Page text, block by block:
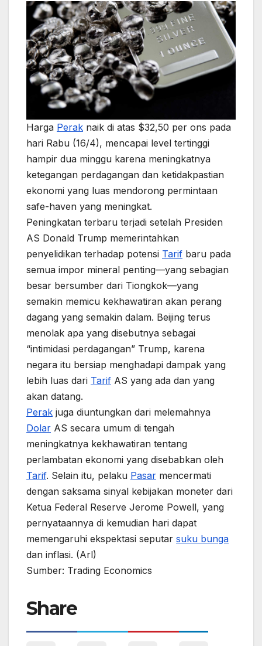
Harga Perak naik di atas $32,50 per ons pada
hari Rabu (16/4), mencapai level tertinggi
hampir dua minggu karena meningkatnya
ketegangan perdagangan dan ketidakpastian
ekonomi yang luas mendorong permintaan
safe-haven yang meningkat.
Peningkatan terbaru terjadi setelah Presiden
AS Donald Trump memerintahkan
penyelidikan terhadap potensi Tarif baru pada
semua impor mineral penting—yang sebagian
besar bersumber dari Tiongkok—yang
semakin memicu kekhawatiran akan perang
dagang yang semakin dalam. Beijing terus
menolak apa yang disebutnya sebagai
“intimidasi perdagangan” Trump, karena
negara itu bersiap menghadapi dampak yang
lebih luas dari Tarif AS yang ada dan yang
akan datang.
Perak juga diuntungkan dari melemahnya
Dolar AS secara umum di tengah
meningkatnya kekhawatiran tentang
perlambatan ekonomi yang disebabkan oleh
Tarif. Selain itu, pelaku Pasar mencermati
dengan saksama sinyal kebijakan moneter dari
Ketua Federal Reserve Jerome Powell, yang
pernyataannya di kemudian hari dapat
memengaruhi ekspektasi seputar suku bunga
dan inflasi. (Arl)
Sumber: Trading Economics
Share